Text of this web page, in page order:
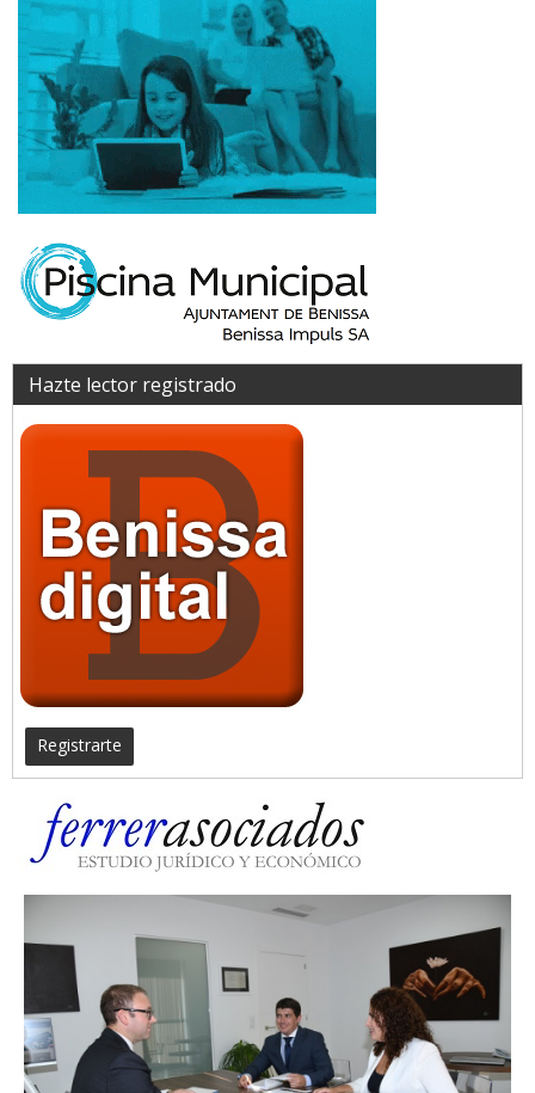
Hazte lector registrado
Registrarte